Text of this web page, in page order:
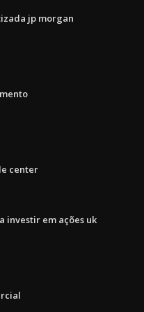
jp morgan
center
investir em ações uk